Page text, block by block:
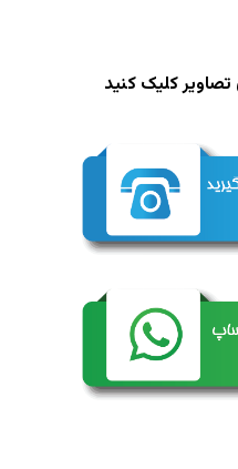
تصاویر کلیک کنید